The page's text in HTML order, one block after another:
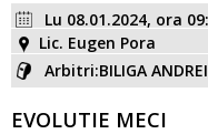
Lu 08.01.2024, ora
Lic. Eugen Pora
Arbitri:BILIGA
EVOLUTIE MECI